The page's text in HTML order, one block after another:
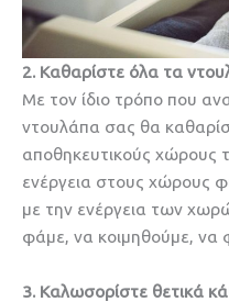
2. Καθαρίστε όλα τα
Με τον ίδιο τρόπο που
ντουλάπα σας θα
αποθηκευτικούς χώρους
ενέργεια στους χώρους
με την ενέργεια των
φάμε, να κοιμηθούμε, να
3. Καλωσορίστε θετικά